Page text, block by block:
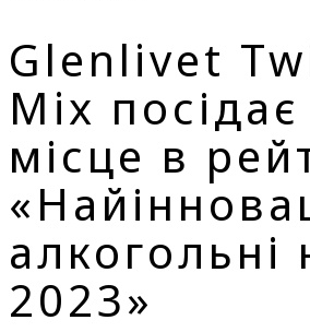
Glenlivet
Mix
місце в
алкогольні
2023»